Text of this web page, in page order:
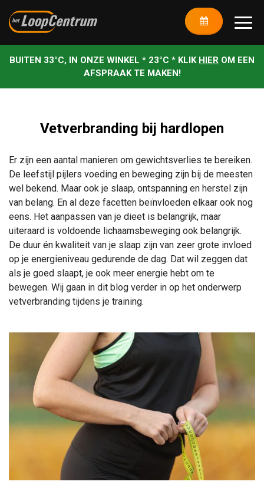
BUITEN 33°C, IN ONZE WINKEL * 23°C * KLIK HIER OM EEN
AFSPRAAK TE MAKEN!
Vetverbranding bij hardlopen
Er zijn een aantal manieren om gewichtsverlies te bereiken.
De leefstijl pijlers voeding en beweging zijn bij de meesten
wel bekend. Maar ook je slaap, ontspanning en herstel zijn
van belang. En al deze facetten beïnvloeden elkaar ook nog
eens. Het aanpassen van je dieet is belangrijk, maar
uiteraard is voldoende lichaamsbeweging ook belangrijk.
De duur én kwaliteit van je slaap zijn van zeer grote invloed
op je energieniveau gedurende de dag. Dat wil zeggen dat
als je goed slaapt, je ook meer energie hebt om te
bewegen. Wij gaan in dit blog verder in op het onderwerp
vetverbranding tijdens je training.